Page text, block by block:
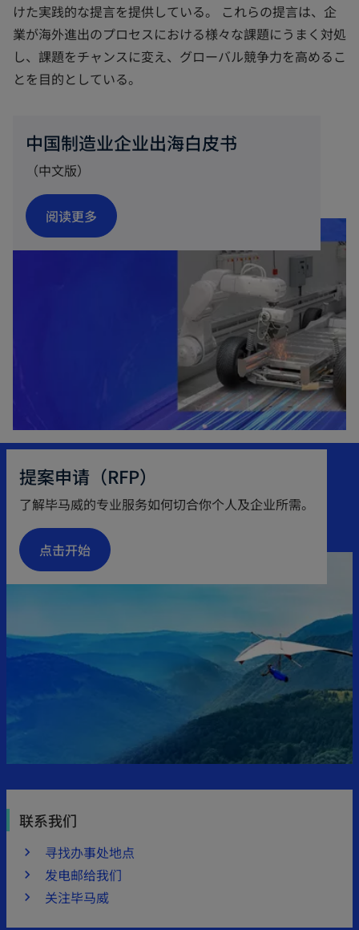
けた実践的な提言を提供している。 これらの提言は、企
業が海外進出のプロセスにおける様々な課題にうまく対処
し、課題をチャンスに変え、グローバル競争力を高めるこ
とを目的としている。
中国制造业企业出海白皮书
（中文版）
阅读更多
提案申请（RFP）
了解毕马威的专业服务如何切合你个人及企业所需。
点击开始
联系我们
寻找办事处地点
发电邮给我们
关注毕马威